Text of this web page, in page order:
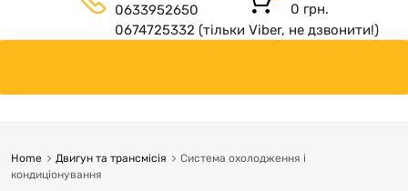
0633952650
0674725332 (тільки Viber, не дзвонити!)
0 грн.
Home Двигун та трансмісія
Система охолодження і
кондиціонування